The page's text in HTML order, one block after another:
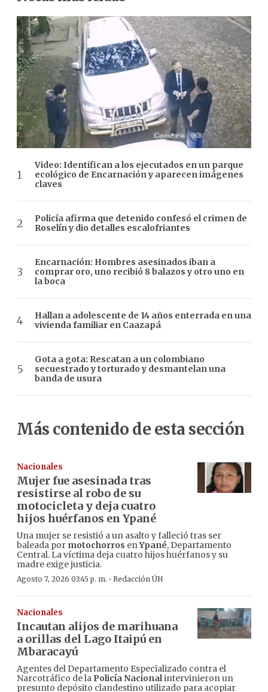
Video: Identifican a los ejecutados en un parque
ecológico de Encarnación y aparecen imágenes
claves
Policía afirma que detenido confesó el crimen de
Roselín y dio detalles escalofriantes
Encarnación: Hombres asesinados iban a
comprar oro, uno recibió 8 balazos y otro uno en
la boca
Hallan a adolescente de 14 años enterrada en una
vivienda familiar en Caazapá
Gota a gota: Rescatan a un colombiano
secuestrado y torturado y desmantelan una
banda de usura
Más contenido de esta sección
Nacionales
Mujer fue asesinada tras
resistirse al robo de su
motocicleta y deja cuatro
hijos huérfanos en Ypané
Una mujer se resistió a un asalto y falleció tras ser
baleada por motochorros enYpané, Departamento
Central. La víctima deja cuatro hijos huérfanos y su
madre exige justicia.
Agosto 7, 2026 03:45 p. m. · Redacción ÚH
Nacionales
Incautan alijos de marihuana
a orillas del Lago Itaipú en
Mbaracayú
Agentes del Departamento Especializado contra el
Narcotráfico de la Policía Nacionalintervinieron un
presunto depósito clandestino utilizado para acopiar